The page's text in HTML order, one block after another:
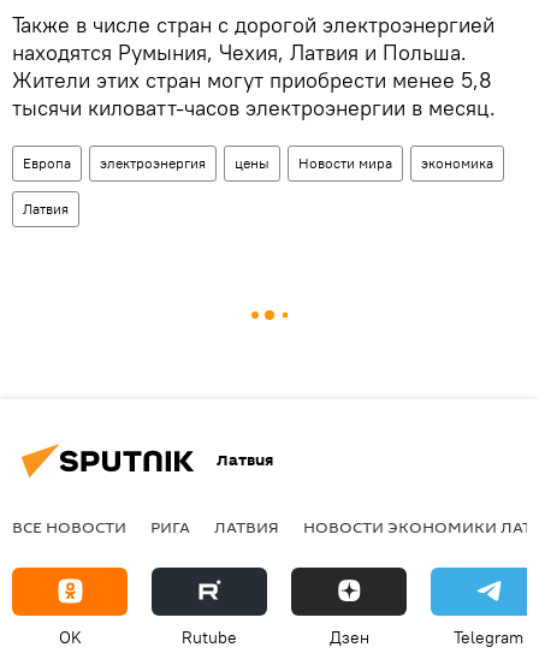
Также в числе стран с дорогой электроэнергией
находятся Румыния, Чехия, Латвия и Польша.
Жители этих стран могут приобрести менее 5,8
тысячи киловатт-часов электроэнергии в месяц.
Европа электроэнергия цены Новости мира экономика
Латвия
Латвия
ВСЕ НОВОСТИ РИГА ЛАТВИЯ НОВОСТИ ЭКОНОМИКИ
OK Rutube Дзен Telegram